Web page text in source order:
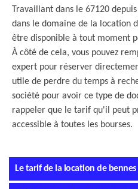
Travaillant dans le 67120
dans le domaine de la location
être disponible à tout moment
À côté de cela, vous pouvez
expert pour réserver
utile de perdre du temps à
société pour avoir ce type de
rappeler que le tarif qu'il peut
accessible à toutes les bourses.
Le tarif de la location de bennes